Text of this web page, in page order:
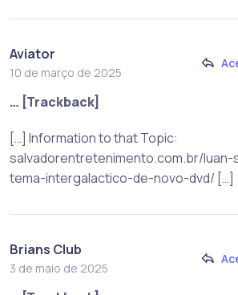
Aviator
10 de março de 2025
… [Trackback]
[…] Information to that Topic:
salvadorentretenimento.com.br/
tema-intergalactico-de-novo-dvd/ […]
Brians Club
3 de maio de 2025